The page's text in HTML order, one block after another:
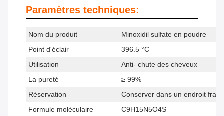
Paramètres techniques:
Nom du produit
Minoxidil sulfate en poudre
Point d'éclair
396.5 °C
Utilisation
Anti- chute des cheveux
La pureté
≥ 99%
Réservation
Conserver dans un endroit
Formule moléculaire
C9H15N5O4S